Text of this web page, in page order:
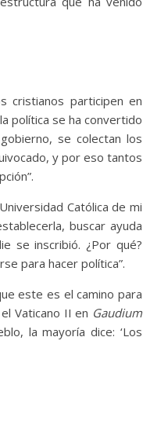
cristianos participen en
política se ha convertido
se colectan los
y por eso tantos
Católica de mi
buscar ayuda
se inscribió. ¿Por qué?
para hacer política”.
este es el camino para
Vaticano II en Gaudium
la mayoría dice: ‘Los